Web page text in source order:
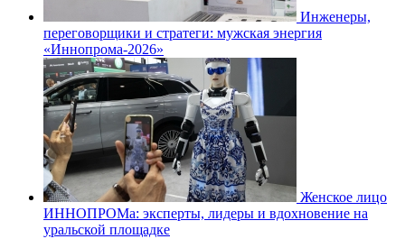
Инженеры,
переговорщики и стратеги: мужская энергия
«Иннопрома-2026»
Женское лицо
ИННОПРОМа: эксперты, лидеры и вдохновение на
уральской площадке